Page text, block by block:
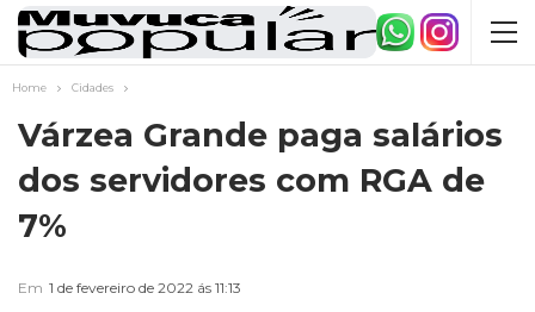
Home Cidades
Várzea Grande paga salários
dos servidores com RGA de
7%
Em 1 de fevereiro de 2022 ás 11:13